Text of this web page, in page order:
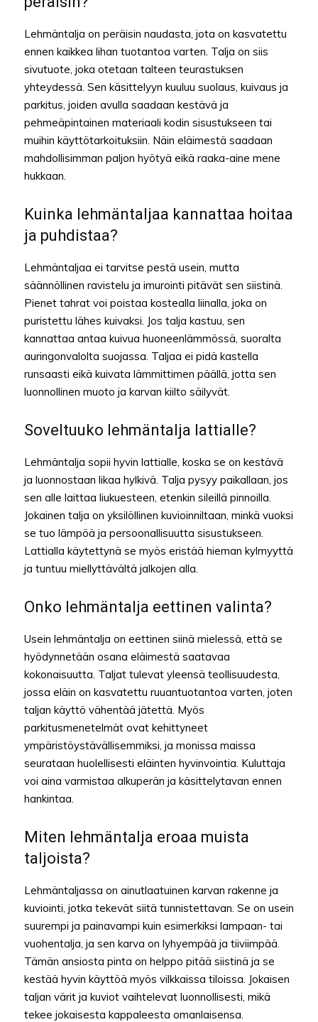
Lehmäntalja on peräisin naudasta, jota on kasvatettu
ennen kaikkea lihan tuotantoa varten. Talja on siis
sivutuote, joka otetaan talteen teurastuksen
yhteydessä. Sen käsittelyyn kuuluu suolaus, kuivaus ja
parkitus, joiden avulla saadaan kestävä ja
pehmeäpintainen materiaali kodin sisustukseen tai
muihin käyttötarkoituksiin. Näin eläimestä saadaan
mahdollisimman paljon hyötyä eikä raaka-aine mene
hukkaan.
Kuinka lehmäntaljaa kannattaa hoitaa
ja puhdistaa?
Lehmäntaljaa ei tarvitse pestä usein, mutta
säännöllinen ravistelu ja imurointi pitävät sen siistinä.
Pienet tahrat voi poistaa kostealla liinalla, joka on
puristettu lähes kuivaksi. Jos talja kastuu, sen
kannattaa antaa kuivua huoneenlämmössä, suoralta
auringonvalolta suojassa. Taljaa ei pidä kastella
runsaasti eikä kuivata lämmittimen päällä, jotta sen
luonnollinen muoto ja karvan kiilto säilyvät.
Soveltuuko lehmäntalja lattialle?
Lehmäntalja sopii hyvin lattialle, koska se on kestävä
ja luonnostaan likaa hylkivä. Talja pysyy paikallaan, jos
sen alle laittaa liukuesteen, etenkin sileillä pinnoilla.
Jokainen talja on yksilöllinen kuvioinniltaan, minkä vuoksi
se tuo lämpöä ja persoonallisuutta sisustukseen.
Lattialla käytettynä se myös eristää hieman kylmyyttä
ja tuntuu miellyttävältä jalkojen alla.
Onko lehmäntalja eettinen valinta?
Usein lehmäntalja on eettinen siinä mielessä, että se
hyödynnetään osana eläimestä saatavaa
kokonaisuutta. Taljat tulevat yleensä teollisuudesta,
jossa eläin on kasvatettu ruuantuotantoa varten, joten
taljan käyttö vähentää jätettä. Myös
parkitusmenetelmät ovat kehittyneet
ympäristöystävällisemmiksi, ja monissa maissa
seurataan huolellisesti eläinten hyvinvointia. Kuluttaja
voi aina varmistaa alkuperän ja käsittelytavan ennen
hankintaa.
Miten lehmäntalja eroaa muista
taljoista?
Lehmäntaljassa on ainutlaatuinen karvan rakenne ja
kuviointi, jotka tekevät siitä tunnistettavan. Se on usein
suurempi ja painavampi kuin esimerkiksi lampaan- tai
vuohentalja, ja sen karva on lyhyempää ja tiiviimpää.
Tämän ansiosta pinta on helppo pitää siistinä ja se
kestää hyvin käyttöä myös vilkkaissa tiloissa. Jokaisen
taljan värit ja kuviot vaihtelevat luonnollisesti, mikä
tekee jokaisesta kappaleesta omanlaisensa.